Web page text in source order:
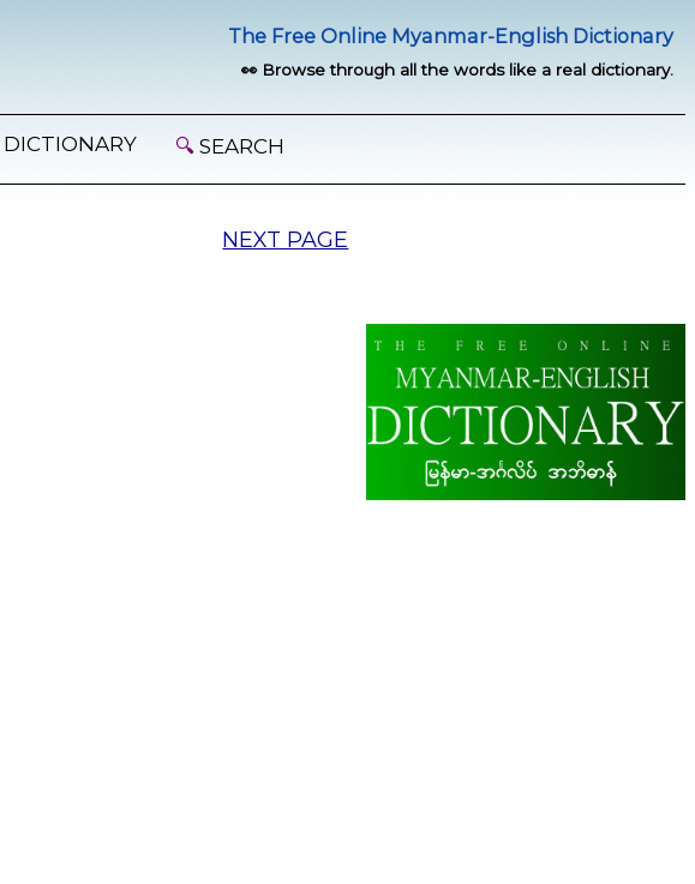
The Free Online Myanmar-English Dictionary
👀 Browse through all the words like a real dictionary.
DICTIONARY 🔍 SEARCH
NEXT PAGE